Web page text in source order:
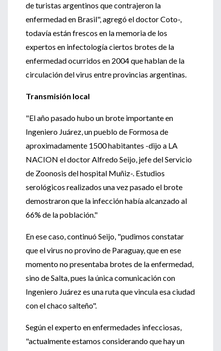
de turistas argentinos que contrajeron la
enfermedad en Brasil", agregó el doctor Coto-,
todavía están frescos en la memoria de los
expertos en infectología ciertos brotes de la
enfermedad ocurridos en 2004 que hablan de la
circulación del virus entre provincias argentinas.
Transmisión local
"El año pasado hubo un brote importante en
Ingeniero Juárez, un pueblo de Formosa de
aproximadamente 1500 habitantes -dijo a LA
NACION el doctor Alfredo Seijo, jefe del Servicio
de Zoonosis del hospital Muñiz-. Estudios
serológicos realizados una vez pasado el brote
demostraron que la infección había alcanzado al
66% de la población."
En ese caso, continuó Seijo, "pudimos constatar
que el virus no provino de Paraguay, que en ese
momento no presentaba brotes de la enfermedad,
sino de Salta, pues la única comunicación con
Ingeniero Juárez es una ruta que vincula esa ciudad
con el chaco salteño".
Según el experto en enfermedades infecciosas,
"actualmente estamos considerando que hay un